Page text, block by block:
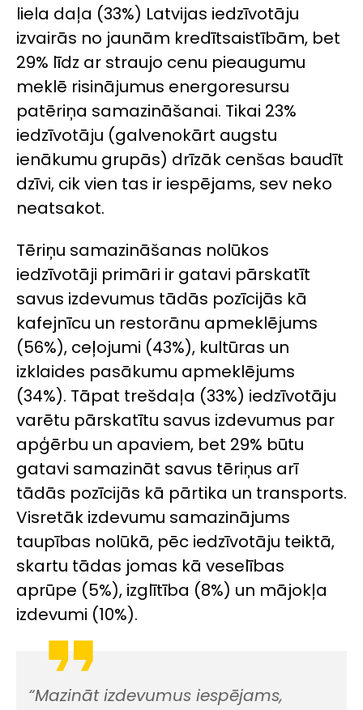
liela daļa (33%) Latvijas iedzīvotāju
izvairās no jaunām kredītsaistībām, bet
29% līdz ar straujo cenu pieaugumu
meklē risinājumus energoresursu
patēriņa samazināšanai. Tikai 23%
iedzīvotāju (galvenokārt augstu
ienākumu grupās) drīzāk cenšas baudīt
dzīvi, cik vien tas ir iespējams, sev neko
neatsakot.
Tēriņu samazināšanas nolūkos
iedzīvotāji primāri ir gatavi pārskatīt
savus izdevumus tādās pozīcijās kā
kafejnīcu un restorānu apmeklējums
(56%), ceļojumi (43%), kultūras un
izklaides pasākumu apmeklējums
(34%). Tāpat trešdaļa (33%) iedzīvotāju
varētu pārskatītu savus izdevumus par
apģērbu un apaviem, bet 29% būtu
gatavi samazināt savus tēriņus arī
tādās pozīcijās kā pārtika un transports.
Visretāk izdevumu samazinājums
taupības nolūkā, pēc iedzīvotāju teiktā,
skartu tādas jomas kā veselības
aprūpe (5%), izglītība (8%) un mājokļa
izdevumi (10%).
“Mazināt izdevumus iespējams,